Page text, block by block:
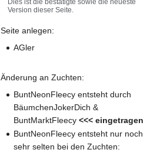
Dies ist die bestätigte sowie die neueste
Version dieser Seite.
Zur
Navigation
Zur
Suche
Seite anlegen:
AGler
Änderung an Zuchten:
BuntNeonFleecy entsteht durch
BäumchenJokerDich &
BuntMarktFleecy<<< eingetragen
BuntNeonFleecy entsteht nur noch
sehr selten bei den Zuchten: